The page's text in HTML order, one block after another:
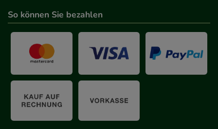
So können Sie bezahlen